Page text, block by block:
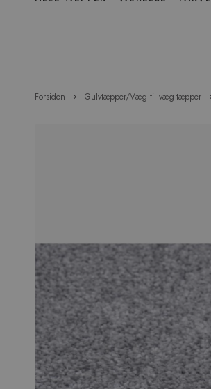
Forsiden Gulvtæpper/Væg til væg-tæpper